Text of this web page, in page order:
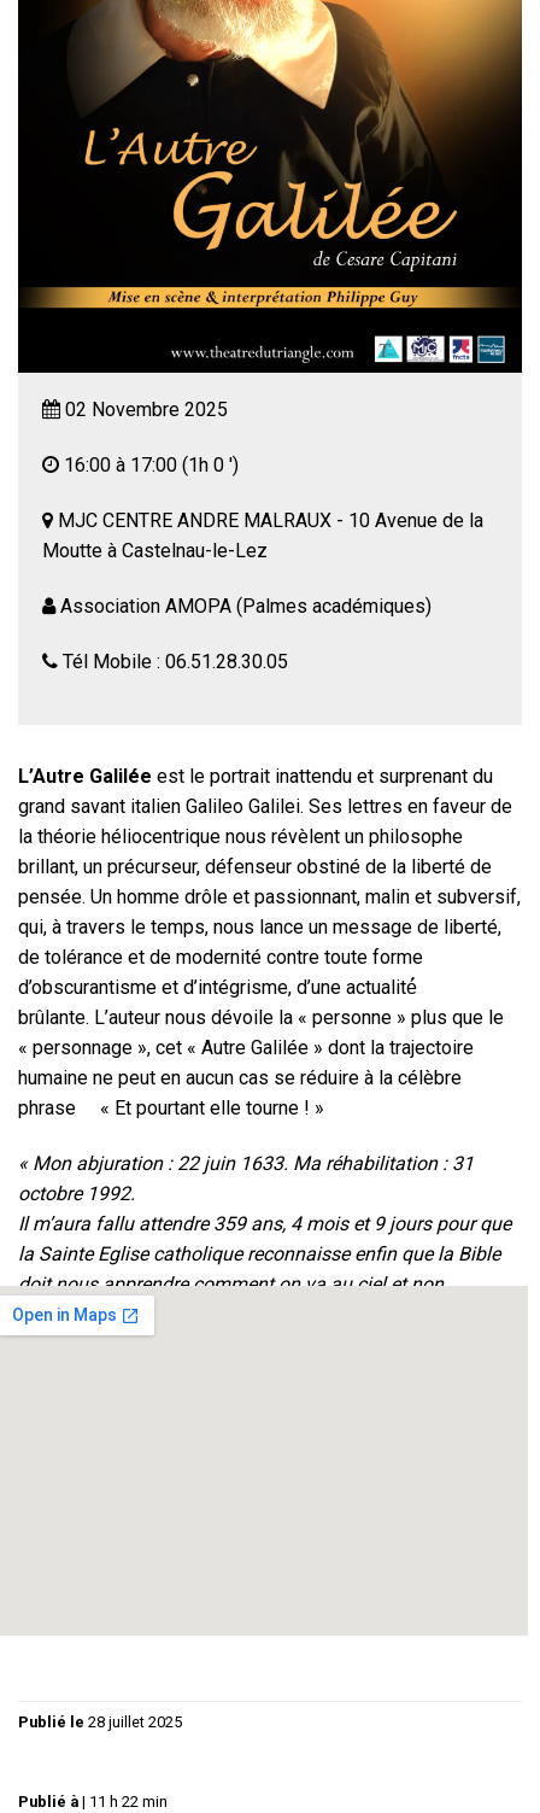
02 Novembre 2025
16:00 à 17:00 (1h 0 ')
MJC CENTRE ANDRE MALRAUX - 10 Avenue de la
Moutte à Castelnau-le-Lez
Association AMOPA (Palmes académiques)
Tél Mobile : 06.51.28.30.05
L’Autre Galilée est le portrait inattendu et surprenant du
grand savant italien Galileo Galilei. Ses lettres en faveur de
la théorie héliocentrique nous révèlent un philosophe
brillant, un précurseur, défenseur obstiné de la liberté de
pensée. Un homme drôle et passionnant, malin et subversif,
qui, à travers le temps, nous lance un message de liberté,
de tolérance et de modernité contre toute forme
d’obscurantisme et d’intégrisme, d’une actualité́
brûlante. L’auteur nous dévoile la « personne » plus que le
« personnage », cet « Autre Galilée » dont la trajectoire
humaine ne peut en aucun cas se réduire à la célèbre
phrase « Et pourtant elle tourne ! »
« Mon abjuration : 22 juin 1633. Ma réhabilitation : 31
octobre 1992.
Il m’aura fallu attendre 359 ans, 4 mois et 9 jours pour que
la Sainte Eglise catholique reconnaisse enfin que la Bible
doit nous apprendre comment on va au ciel et non
comment va le ciel ! »
Publié le 28 juillet 2025
Publié à | 11 h 22 min